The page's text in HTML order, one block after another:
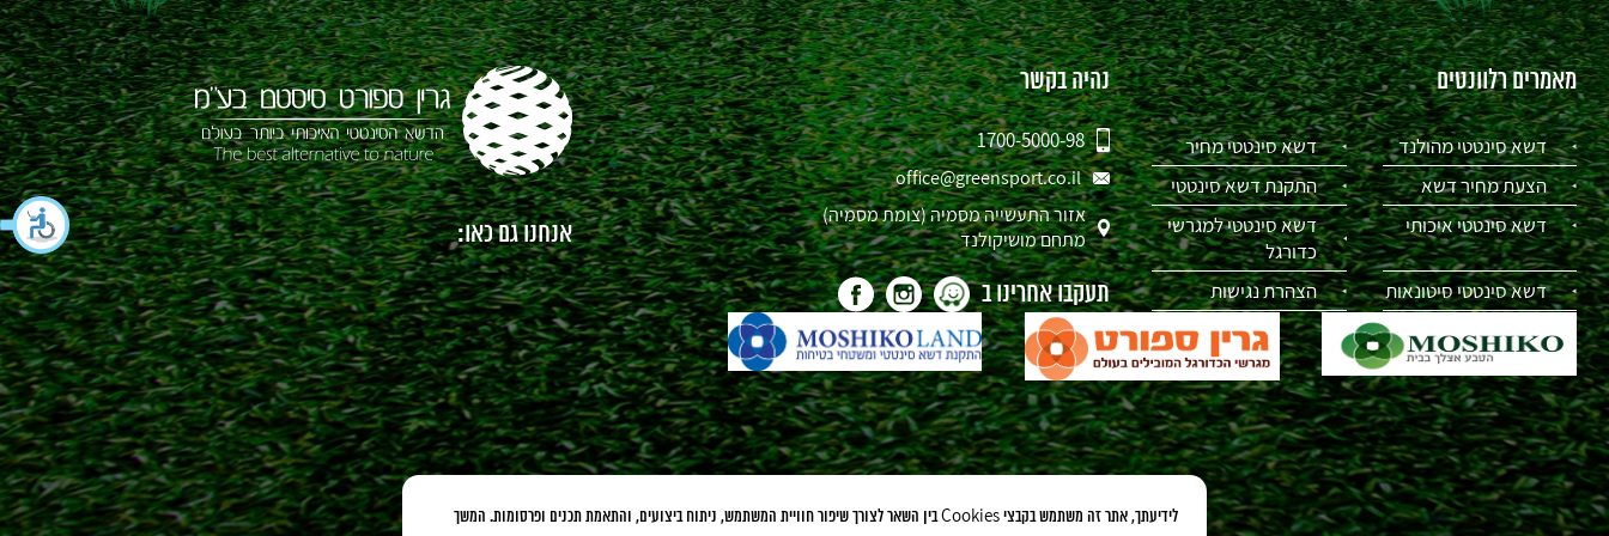
מאמרים רלוונטים
דשא סינטטי מהולנד
דשא סינטטי מחיר
הצעת מחיר דשא
התקנת דשא סינטטי
דשא סינטטי איכותי
דשא סינטטי למגרשי
כדורגל
דשא סינטטי סיטונאות
הצהרת נגישות
נהיה בקשר
1700-5000-98
office@greensport.co.il
אזור התעשייה מסמיה (צומת מסמיה)
מתחם מושיקולנד
תעקבו אחרינו ב
אנחנו גם כאו:
לידיעתך, אתר זה משתמש בקבצי Cookies בין השאר לצורך שיפור חוויית המשתמש, ניתוח ביצועים, והתאמת תכנים ופרסומות. המשך